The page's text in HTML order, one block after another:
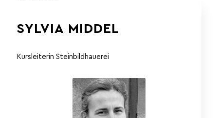
SYLVIA MIDDEL
Kursleiterin Steinbildhauerei